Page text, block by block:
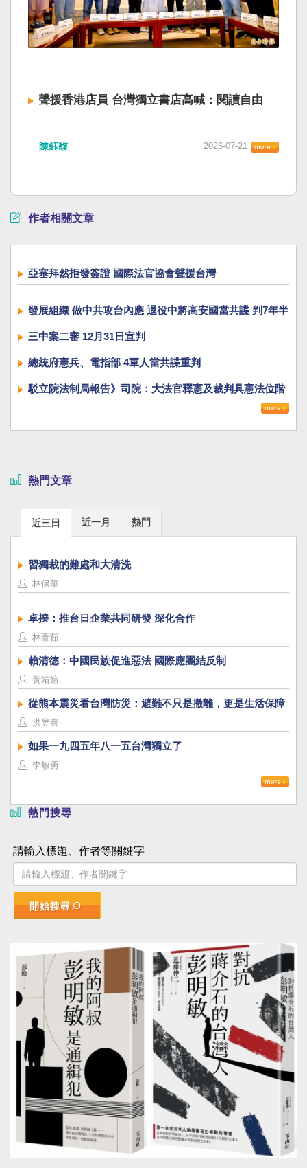
聲援香港店員 台灣獨立書店高喊：閱讀自由
陳鈺馥 2026-07-21
作者相關文章
亞塞拜然拒發簽證 國際法官協會聲援台灣
發展組織 做中共攻台內應 退役中將高安國當共諜 判7年半
三中案二審 12月31日宣判
總統府憲兵、電指部 4軍人當共諜重判
駁立院法制局報告》司院：大法官釋憲及裁判具憲法位階
熱門文章
近三日 近一月 熱門
習獨裁的難處和大清洗
林保華
卓揆：推台日企業共同研發 深化合作
林薏茹
賴清德：中國民族促進惡法 國際應團結反制
黃靖媗
從熊本震災看台灣防災：避難不只是撤離，更是生活保障
洪昱睿
如果一九四五年八一五台灣獨立了
李敏勇
熱門搜尋
請輸入標題、作者等關鍵字
開始搜尋